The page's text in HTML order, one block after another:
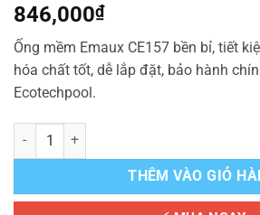
846,000₫
Ống mềm Emaux CE157 bền bỉ, tiết
hóa chất tốt, dễ lắp đặt, bảo hành
Ecotechpool.
Ống Mềm Hồ Bơi Emaux CE157 Tiết
THÊM VÀO GIỎ